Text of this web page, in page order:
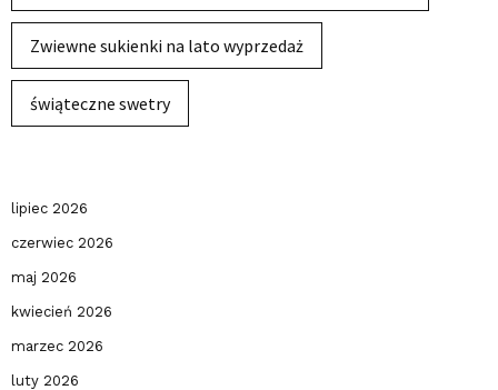
Zwiewne sukienki na lato wyprzedaż
świąteczne swetry
lipiec 2026
czerwiec 2026
maj 2026
kwiecień 2026
marzec 2026
luty 2026